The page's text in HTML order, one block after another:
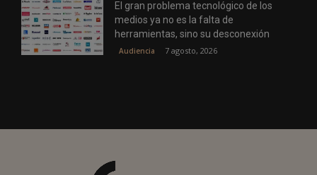
El gran problema tecnológico de los
medios ya no es la falta de
herramientas, sino su desconexión
Audiencia 7 agosto, 2026